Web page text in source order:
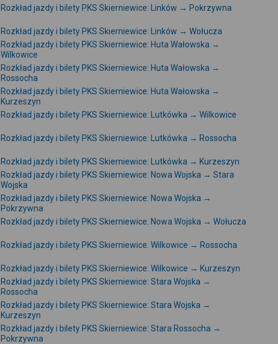
Rozkład jazdy i bilety PKS Skierniewice: Linków → Pokrzywna
Rozkład jazdy i bilety PKS Skierniewice: Linków → Wołucza
Rozkład jazdy i bilety PKS Skierniewice: Huta Wałowska →
Wilkowice
Rozkład jazdy i bilety PKS Skierniewice: Huta Wałowska →
Rossocha
Rozkład jazdy i bilety PKS Skierniewice: Huta Wałowska →
Kurzeszyn
Rozkład jazdy i bilety PKS Skierniewice: Lutkówka → Wilkowice
Rozkład jazdy i bilety PKS Skierniewice: Lutkówka → Rossocha
Rozkład jazdy i bilety PKS Skierniewice: Lutkówka → Kurzeszyn
Rozkład jazdy i bilety PKS Skierniewice: Nowa Wojska → Stara
Wojska
Rozkład jazdy i bilety PKS Skierniewice: Nowa Wojska →
Pokrzywna
Rozkład jazdy i bilety PKS Skierniewice: Nowa Wojska → Wołucza
Rozkład jazdy i bilety PKS Skierniewice: Wilkowice → Rossocha
Rozkład jazdy i bilety PKS Skierniewice: Wilkowice → Kurzeszyn
Rozkład jazdy i bilety PKS Skierniewice: Stara Wojska →
Rossocha
Rozkład jazdy i bilety PKS Skierniewice: Stara Wojska →
Kurzeszyn
Rozkład jazdy i bilety PKS Skierniewice: Stara Rossocha →
Pokrzywna